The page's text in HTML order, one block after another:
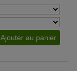
Ajouter au panier